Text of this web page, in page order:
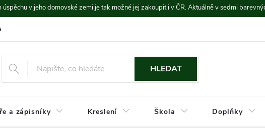
v jeho domovské zemi je tak možné jej zakoupit i v ČR. Aktuálně v sedmi
HLEDAT
a zápisníky Kreslení Škola Doplňky